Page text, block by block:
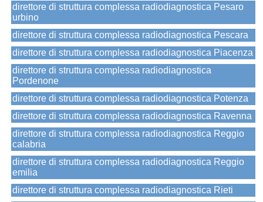
direttore di struttura complessa radiodiagnostica Pesaro
urbino
direttore di struttura complessa radiodiagnostica Pescara
direttore di struttura complessa radiodiagnostica Piacenza
direttore di struttura complessa radiodiagnostica
Pordenone
direttore di struttura complessa radiodiagnostica Potenza
direttore di struttura complessa radiodiagnostica Ravenna
direttore di struttura complessa radiodiagnostica Reggio
calabria
direttore di struttura complessa radiodiagnostica Reggio
emilia
direttore di struttura complessa radiodiagnostica Rieti